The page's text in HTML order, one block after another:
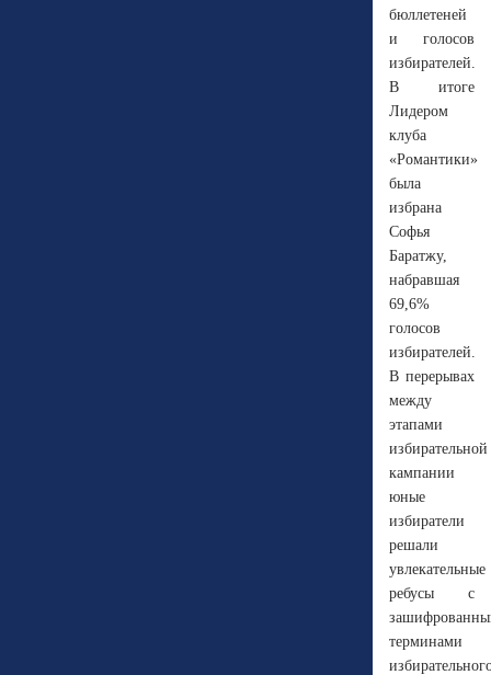
бюллетеней
и голосов
избирателей.
В итоге
Лидером
клуба
«Романтики»
была
избрана
Софья
Баратжу,
набравшая
69,6%
голосов
избирателей.
В перерывах
между
этапами
избирательной
кампании
юные
избиратели
решали
увлекательные
ребусы с
терминами